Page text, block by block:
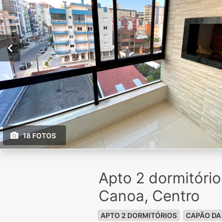
18 FOTOS
Apto 2
Canoa, Centro
APTO 2 DORMITÓRIOS CAPÃO